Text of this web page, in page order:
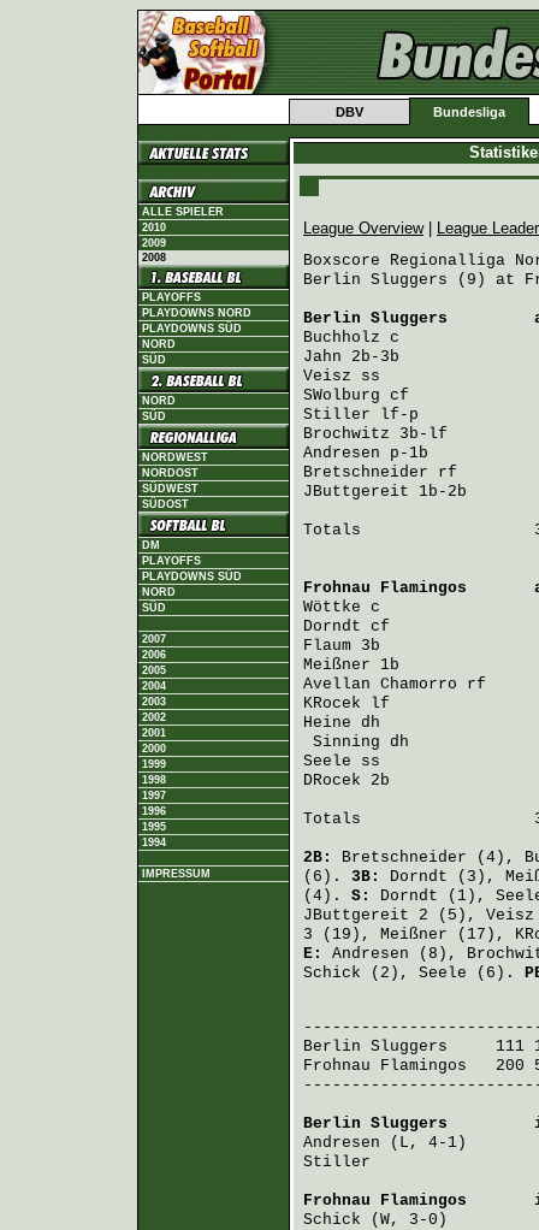
DBV Bundesliga
ALLE SPIELER
2010
2009
2008
PLAYOFFS
PLAYDOWNS NORD
PLAYDOWNS SÜD
NORD
SÜD
NORD
SÜD
NORDWEST
NORDOST
SÜDWEST
SÜDOST
DM
PLAYOFFS
PLAYDOWNS SÜD
NORD
SÜD
2007
2006
2005
2004
2003
2002
2001
2000
1999
1998
1997
1996
1995
1994
IMPRESSUM
League Overview|
League
Boxscore Regionalliga
Berlin Sluggers (9) at
Berlin Sluggers
Buchholz c               3
Jahn 2b-3b
Veisz ss                 4
SWolburg cf              3
Stiller lf-p             5
Brochwitz 3b-lf
Andresen p-1b
Bretschneider rf         4
JButtgereit 1b-2b
Totals
Frohnau Flamingos
Wöttke c                 4
Dorndt cf                3
Flaum 3b                 4
Meißner 1b
Avellan Chamorro rf
KRocek lf                3
Heine dh                 3
Sinning dh
Seele ss                 3
DRocek 2b
Totals
2B: Bretschneider (4),
(6). 3B: Dorndt (3),
(4). S: Dorndt (1),
JButtgereit 2 (5), Veisz
3 (19), Meißner (17),
E: Andresen (8),
Schick (2), Seele (6).
Berlin Sluggers
111
Frohnau Flamingos
200
Berlin Sluggers
Andresen (L, 4-1)
Stiller
Frohnau Flamingos
Schick (W, 3-0)